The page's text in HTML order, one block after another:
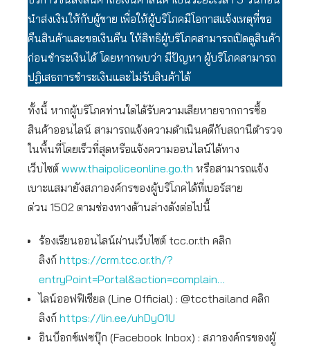
นำส่งเงินให้กับผู้ขาย เพื่อให้ผู้บริโภคมีโอกาสแจ้งเหตุที่ขอ
คืนสินค้าและขอเงินคืน ให้สิทธิผู้บริโภคสามารถเปิดดูสินค้า
ก่อนชำระเงินได้ โดยหากพบว่า มีปัญหา ผู้บริโภคสามารถ
ปฏิเสธการชำระเงินและไม่รับสินค้าได้
ทั้งนี้ หากผู้บริโภคท่านใดได้รับความเสียหายจากการซื้อ
สินค้าออนไลน์ สามารถแจ้งความดำเนินคดีกับสถานีตำรวจ
ในพื้นที่โดยเร็วที่สุดหรือแจ้งความออนไลน์ได้ทาง
เว็บไซต์ www.thaipoliceonline.go.th หรือสามารถแจ้ง
เบาะแสมายังสภาองค์กรของผู้บริโภคได้ที่เบอร์สาย
ด่วน 1502 ตามช่องทางด้านล่างดังต่อไปนี้
ร้องเรียนออนไลน์ผ่านเว็บไซต์ tcc.or.th คลิก
ลิงก์ https://crm.tcc.or.th/?
entryPoint=Portal&action=complain…
ไลน์ออฟฟิเชียล (Line Official) : @tccthailand คลิก
ลิงก์ https://lin.ee/uhDyO1U
อินบ็อกซ์เฟซบุ๊ก (Facebook Inbox) : สภาองค์กรของผู้